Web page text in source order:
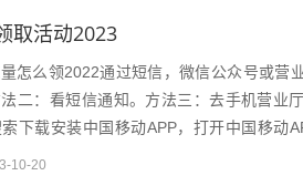
取活动2023
怎么领2022通过短信，微信公众号或营
二：看短信通知。方法三：去手机营业
下载安装中国移动APP，打开中国移动
给10086发送短信20...
10-20